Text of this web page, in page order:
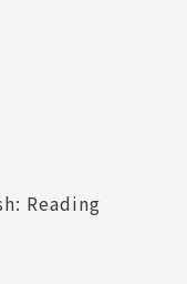
廖柏森教授，有
的書籍琳瑯滿
句型的解釋，或
以他曾在《遠東
》等擔任新聞編
精心編撰了這本
新聞英文應用能
Reading